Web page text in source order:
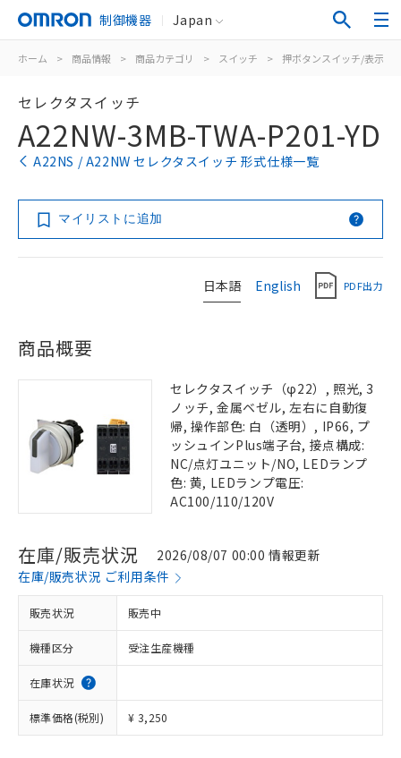
制御機器 Japan
ホーム > 商品情報 > 商品カテゴリ > スイッチ > 押ボタンスイッチ/表示灯
セレクタスイッチ
A22NW-3MB-TWA-P201-YD
A22NS / A22NW セレクタスイッチ 形式仕様一覧
マイリストに追加
日本語 English PDF出力
商品概要
セレクタスイッチ（φ22）, 照光, 3
ノッチ, 金属ベゼル, 左右に自動復
帰, 操作部色: 白（透明）, IP66, プ
ッシュインPlus端子台, 接点構成:
NC/点灯ユニット/NO, LEDランプ
色: 黄, LEDランプ電圧:
AC100/110/120V
在庫/販売状況
2026/08/07 00:00 情報更新
在庫/販売状況 ご利用条件
販売状況 販売中
機種区分 受注生産機種
在庫状況
標準価格(税別) ¥ 3,250